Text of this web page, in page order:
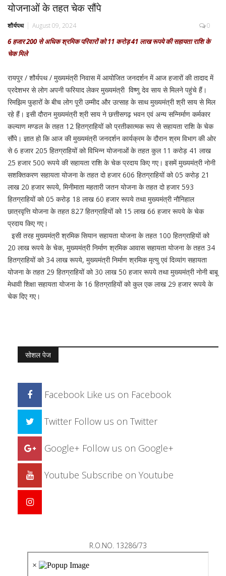
योजनाओं के तहत चेक सौंपे
शौर्यपथ August 09, 2024 0
6 हजार 200 से अधिक श्रमिक परिवारों को 11 करोड़ 41 लाख रूपये की सहायता राशि के
चेक मिले
रायपुर / शौर्यपथ / मुख्यमंत्री निवास में आयोजित जनदर्शन में आज हजारों की तादाद में
प्रदेशभर से लोग अपनी फरियाद लेकर मुख्यमंत्री विष्णु देव साय से मिलने पहुंचे हैं।
रिमझिम फुहारों के बीच लोग पूरी उम्मीद और उत्साह के साथ मुख्यमंत्री श्री साय से मिल
रहे हैं। इसी दौरान मुख्यमंत्री श्री साय ने छत्तीसगढ़ भवन एवं अन्य सन्निर्माण कर्मकार
कल्याण मण्डल के तहत 12 हितग्राहियों को प्रतीकात्मक रूप से सहायता राशि के चेक
सौंपे। ज्ञात हो कि आज की मुख्यमंत्री जनदर्शन कार्यक्रम के दौरान श्रम विभाग की ओर
से 6 हजार 205 हितग्राहियों को विभिन्न योजनाओं के तहत कुल 11 करोड़ 41 लाख
25 हजार 500 रूपये की सहायता राशि के चेक प्रदाय किए गए। इसमें मुख्यमंत्री नोनी
सशक्तिकरण सहायता योजना के तहत दो हजार 606 हितग्राहियों को 05 करोड़ 21
लाख 20 हजार रूपये, मिनीमाता महतारी जतन योजना के तहत दो हजार 593
हितग्राहियों को 05 करोड़ 18 लाख 60 हजार रूपये तथा मुख्यमंत्री नौनिहाल
छात्रवृत्ति योजना के तहत 827 हितग्राहियों को 15 लाख 66 हजार रूपये के चेक
प्रदाय किए गए।
इसी तरह मुख्यमंत्री श्रमिक सियान सहायता योजना के तहत 100 हितग्राहियों को
20 लाख रूपये के चेक, मुख्यमंत्री निर्माण श्रमिक आवास सहायता योजना के तहत 34
हितग्राहियों को 34 लाख रूपये, मुख्यमंत्री निर्माण श्रमिक मृत्यु एवं दिव्यांग सहायता
योजना के तहत 29 हितग्राहियों को 30 लाख 50 हजार रूपये तथा मुख्यमंत्री नोनी बाबू
मेधावी शिक्षा सहायता योजना के 16 हितग्राहियों को कुल एक लाख 29 हजार रूपये के
चेक दिए गए।
सोशल पेज
Facebook Like us on Facebook
Twitter Follow us on Twitter
Google+ Follow us on Google+
Youtube Subscribe on Youtube
R.O.NO. 13286/73